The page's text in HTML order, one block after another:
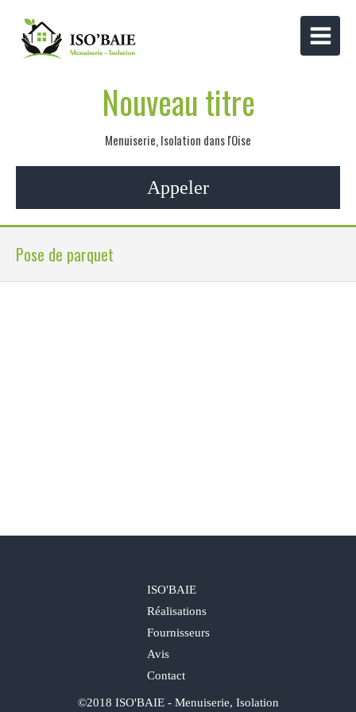
Nouveau titre
Menuiserie, Isolation dans l'Oise
Appeler
Pose de parquet
ISO'BAIE
Réalisations
Fournisseurs
Avis
Contact
©2018 ISO'BAIE - Menuiserie, Isolation